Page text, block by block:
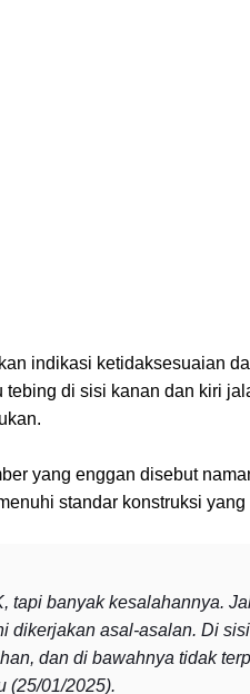
indikasi ketidaksesuaian
tebing di sisi kanan dan kiri
yang enggan disebut
standar konstruksi yang
tapi banyak kesalahannya.
dikerjakan asal-asalan. Di
dan di bawahnya tidak
(25/01/2025).